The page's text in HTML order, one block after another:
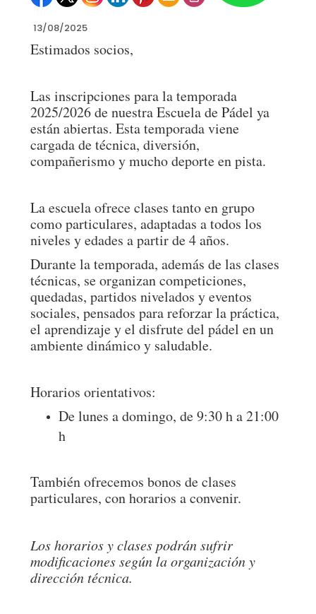
13/08/2025
Estimados socios,
Las inscripciones para la temporada
2025/2026 de nuestra Escuela de Pádel ya
están abiertas. Esta temporada viene
cargada de técnica, diversión,
compañerismo y mucho deporte en pista.
La escuela ofrece clases tanto en grupo
como particulares, adaptadas a todos los
niveles y edades a partir de 4 años.
Durante la temporada, además de las clases
técnicas, se organizan competiciones,
quedadas, partidos nivelados y eventos
sociales, pensados para reforzar la práctica,
el aprendizaje y el disfrute del pádel en un
ambiente dinámico y saludable.
Horarios orientativos:
De lunes a domingo, de 9:30 h a 21:00
h
También ofrecemos bonos de clases
particulares, con horarios a convenir.
Los horarios y clases podrán sufrir
modificaciones según la organización y
dirección técnica.